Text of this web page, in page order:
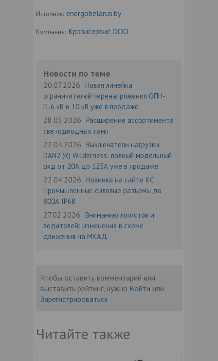
Источник: energobelarus.by
Компания: Крэзисервис ООО
Новости по теме
20.07.2026 Новая линейка
ограничителей перенапряжения ОПН-
П-6 кВ и 10 кВ уже в продаже
28.05.2026 Расширение ассортимента
светодиодных ламп
22.04.2026 Выключатели нагрузки
DAN2 (R) Wilderness: полный модельный
ряд от 20А до 125А уже в продаже
22.04.2026 Новинка на сайте КС:
Промышленные силовые разъемы до
800А IP68
27.02.2026 Вниманию логистов и
водителей: изменения в схеме
движения на МКАД
Чтобы оставить комментарий или
выставить рейтинг, нужно Войти или
Зарегистрироваться
Читайте также